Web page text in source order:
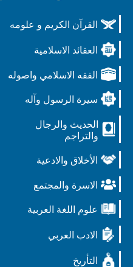
القرآن الكريم و علومه
العقائد الاسلامية
الفقه الاسلامي واصوله
سيرة الرسول وآله
الحديث والرجال
والتراجم
الأخلاق والادعية
الاسرة والمجتمع
علوم اللغة العربية
الادب العربي
التأريخ